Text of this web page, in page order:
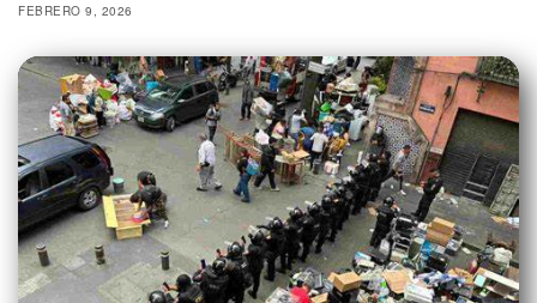
FEBRERO 9, 2026